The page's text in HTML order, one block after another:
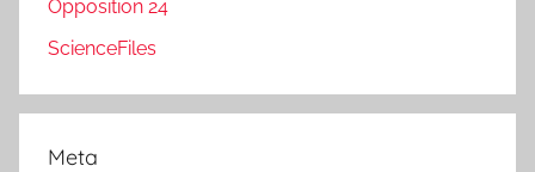
Opposition 24
ScienceFiles
Meta